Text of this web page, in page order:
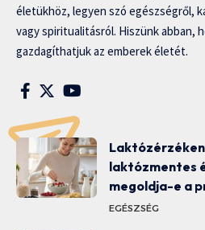
életükhöz, legyen szó egészségről,
vagy spiritualitásról. Hiszünk abban,
gazdagíthatjuk az emberek életét.
laktózmentes
megoldja-e a
EGÉSZSÉG